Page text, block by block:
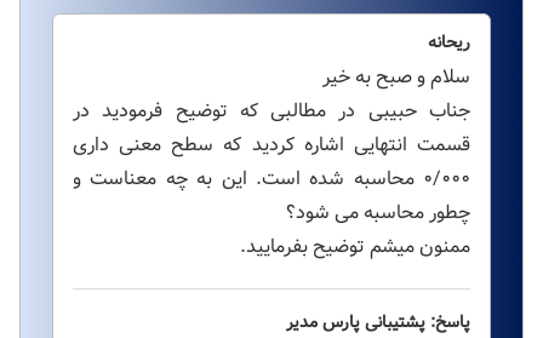
ریحانه
سلام و صبح به خیر
جناب حبیبی در مطالبی که توضیح فرمودید در
قسمت انتهایی اشاره کردید که سطح معنی داری
۰/۰۰۰ محاسبه شده است. این به چه معناست و
چطور محاسبه می شود؟
ممنون میشم توضیح بفرمایید.
پاسخ: پشتیبانی پارس مدیر